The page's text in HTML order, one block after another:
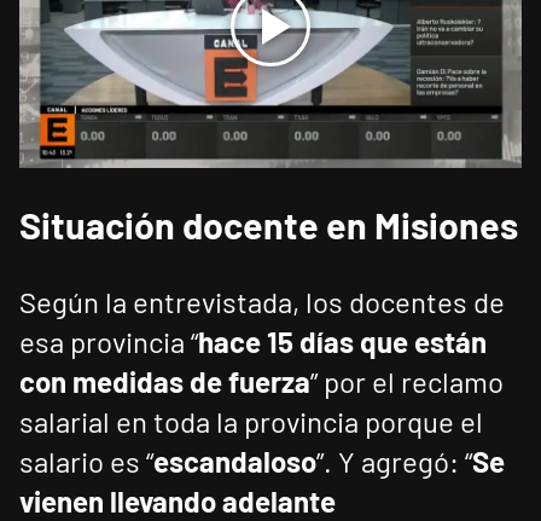
Situación docente en Misiones
Según la entrevistada, los docentes de
esa provincia “hace 15 días que están
con medidas de fuerza” por el reclamo
salarial en toda la provincia porque el
salario es “escandaloso”. Y agregó: “Se
vienen llevando adelante